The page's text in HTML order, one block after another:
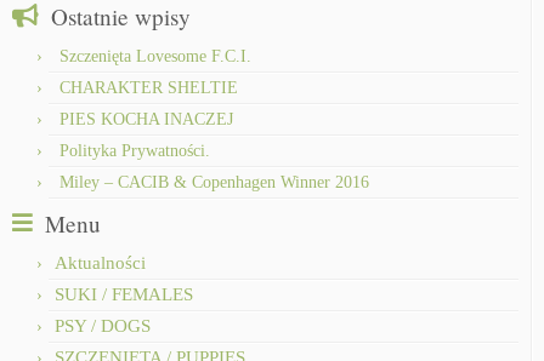
Ostatnie wpisy
Szczenięta Lovesome F.C.I.
CHARAKTER SHELTIE
PIES KOCHA INACZEJ
Polityka Prywatności.
Miley – CACIB & Copenhagen Winner 2016
Menu
Aktualności
SUKI / FEMALES
PSY / DOGS